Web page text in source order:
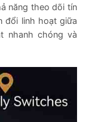
năng theo dõi tín
đổi linh hoạt giữa
nhanh chóng và